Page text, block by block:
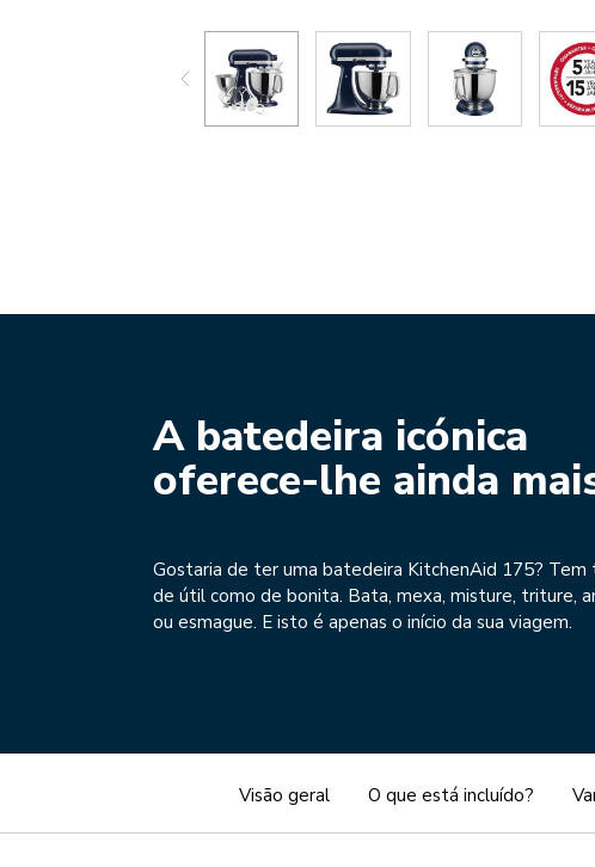
A batedeira icónica
oferece-lhe ainda
Gostaria de ter uma batedeira KitchenAid 175? Tem
de útil como de bonita. Bata, mexa, misture, triture,
ou esmague. E isto é apenas o início da sua viagem.
Visão geral O que está incluído?